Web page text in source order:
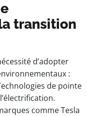
transition
d’adopter
:
de pointe
comme Tesla